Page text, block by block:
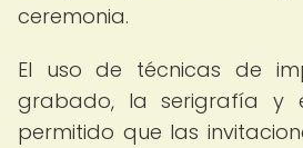
ceremonia.
El uso de técnicas de
grabado, la serigrafía y
permitido que las